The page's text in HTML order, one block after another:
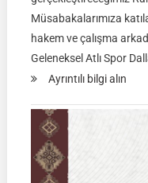
Müsabakalarımıza
hakem ve çalışma
Geleneksel Atlı Spor
Ayrıntılı bilgi alın: